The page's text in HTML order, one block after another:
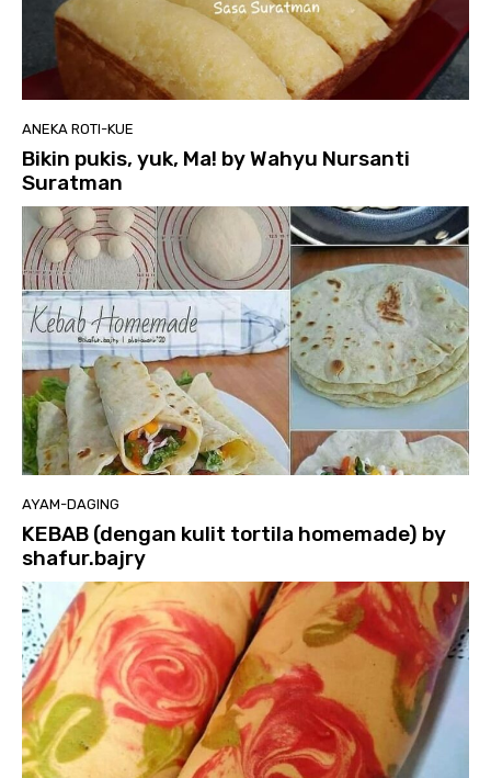
ANEKA ROTI-KUE
Bikin pukis, yuk, Ma! by Wahyu Nursanti
Suratman
AYAM-DAGING
KEBAB (dengan kulit tortila homemade) by
shafur.bajry